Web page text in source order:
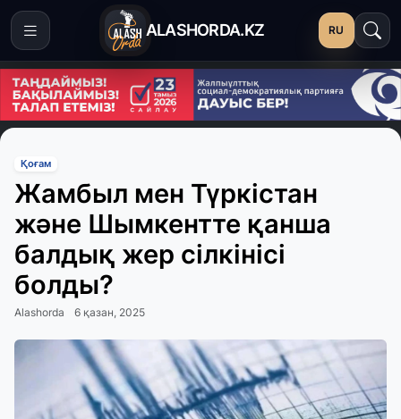
ALASHORDA.KZ RU
Қоғам
Жамбыл мен Түркістан
және Шымкентте қанша
балдық жер сілкінісі
болды?
Alashorda 6 қазан, 2025